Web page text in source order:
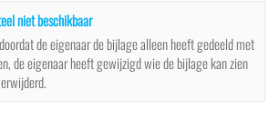
niet beschikbaar
de eigenaar de bijlage alleen heeft gedeeld met
de eigenaar heeft gewijzigd wie de bijlage kan zien